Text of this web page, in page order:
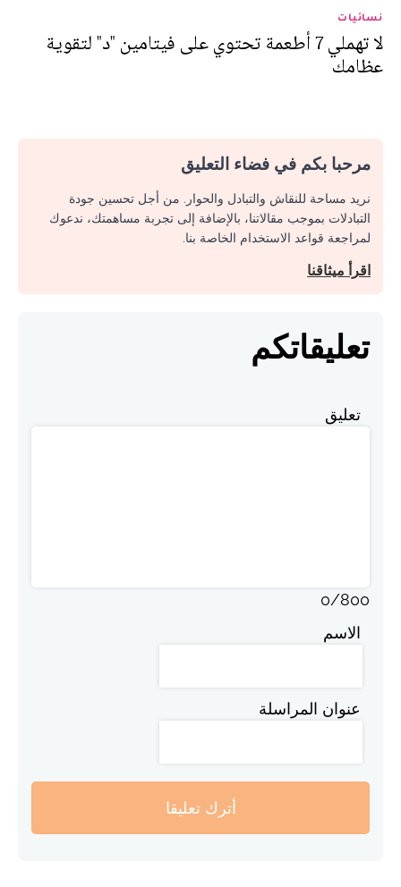
نسائيات
لا تهملي 7 أطعمة تحتوي على فيتامين "د" لتقوية
عظامك
مرحبا بكم في فضاء التعليق
نريد مساحة للنقاش والتبادل والحوار. من أجل تحسين جودة
التبادلات بموجب مقالاتنا، بالإضافة إلى تجربة مساهمتك، ندعوك
لمراجعة قواعد الاستخدام الخاصة بنا.
اقرأ ميثاقنا
تعليقاتكم
تعليق
0/800
الاسم
عنوان المراسلة
أترك تعليقا